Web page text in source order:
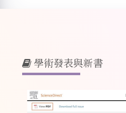
學術發表與新書